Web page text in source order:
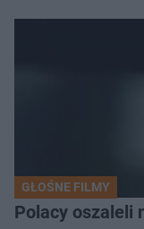
GŁOŚNE FILMY
Polacy oszaleli